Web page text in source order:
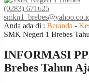
(0283) 671625
Anda ada di : Beranda -
SMK Negeri 1 Brebes
INFORMASI
Brebes Tahun